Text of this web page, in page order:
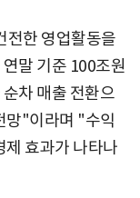
전한 영업활동을
말 기준 100조원
차 매출 전환으
망"이라며 "수익
제 효과가 나타나